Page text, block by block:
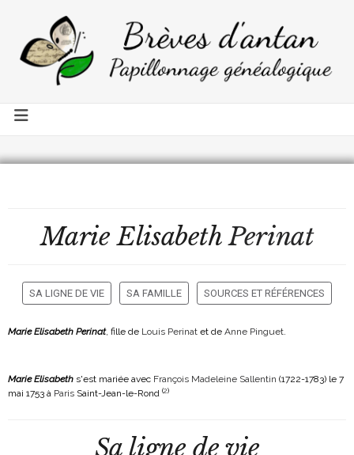
Marie ElisabethPerinat
SA LIGNE DE VIE SA FAMILLE SOURCES ET RÉFÉRENCES
Marie Elisabeth Perinat, fille de Louis Perinat et de Anne Pinguet.
Marie Elisabeth s'est mariée avec François Madeleine Sallentin (1722-1783) le 7
mai 1753 à Paris Saint-Jean-le-Rond (2)
Sa ligne de vie